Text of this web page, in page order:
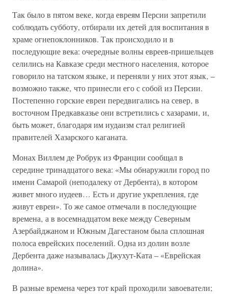
Так было в пятом веке‚ когда евреям Персии запретили
соблюдать субботу, отбирали их детей для воспитания в
храме огнепоклонников. Так происходило и в
последующие века: очередные волны евреев-пришельцев
селились на Кавказе среди местного населения‚ которое
говорило на татском языке‚ и переняли у них этот язык‚ –
возможно также‚ что принесли его с собой из Персии.
Постепенно горские евреи передвигались на север‚ в
восточном Предкавказье они встретились с хазарами‚ и,
быть может, благодаря им иудаизм стал религией
правителей Хазарского каганата.
Монах Виллем де Робрук из Франции сообщал в
середине тринадцатого века: «Мы обнаружили город по
имени Самарой (неподалеку от Дербента), в котором
живет много иудеев… Есть и другие укрепления, где
живут евреи». То же самое отмечали в последующие
времена‚ а в восемнадцатом веке между Северным
Азербайджаном и Южным Дагестаном была сплошная
полоса еврейских поселений. Одна из долин возле
Дербента даже называлась Джухут-Ката – «Еврейская
долина».
В разные времена через тот край проходили завоеватели;